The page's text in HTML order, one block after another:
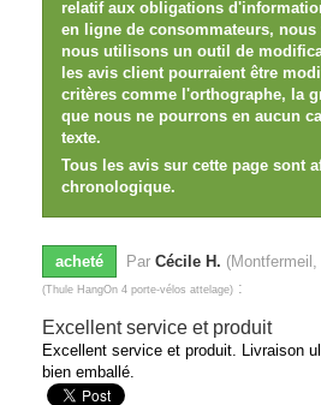
relatif aux obligations
en ligne de consommateurs,
nous utilisons un outil de
les avis client pourraient être
critères comme l'orthographe, la
que nous ne pourrons en aucun
texte.
Tous les avis sur cette page sont
chronologique.
acheté Par Cécile H.
(Thule HangOn 4 porte-vélos attelage) :
Excellent service et produit
Excellent service et produit. Livraison
bien emballé.